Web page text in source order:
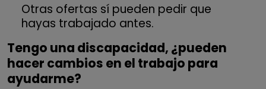
Otras ofertas sí pueden pedir que
hayas trabajado antes.
Tengo una discapacidad, ¿pueden
hacer cambios en el trabajo para
ayudarme?